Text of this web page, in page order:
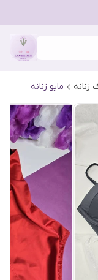
مایو زنانه